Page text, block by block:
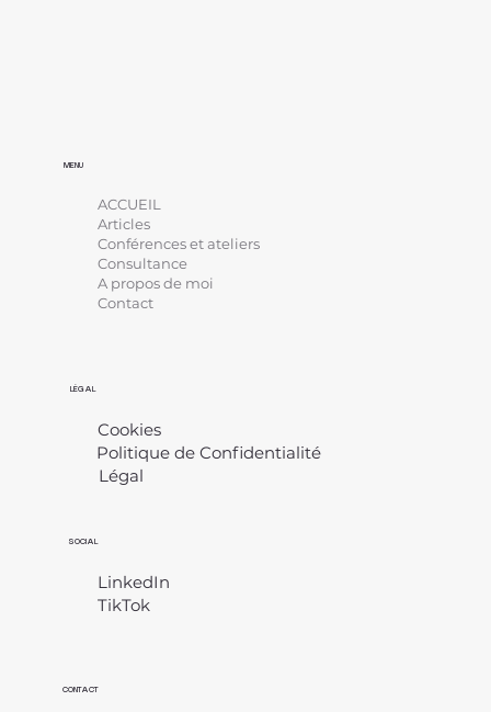
LÉGAL
Cookies
Politique de Confidentialité
Légal
SOCIAL
LinkedIn
TikTok
CONTACT
MENU
ACCUEIL
Articles
Conférences et ateliers
Consultance
A propos de moi
Contact